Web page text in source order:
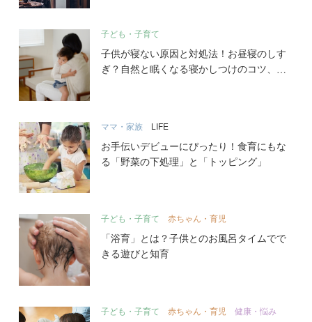
子ども・子育て
子供が寝ない原因と対処法！お昼寝のしす
ぎ？自然と眠くなる寝かしつけのコツ、イ
ママ・家族 LIFE
お手伝いデビューにぴったり！食育にもな
る「野菜の下処理」と「トッピング」
子ども・子育て 赤ちゃん・育児
「浴育」とは？子供とのお風呂タイムでで
きる遊びと知育
子ども・子育て 赤ちゃん・育児 健康・悩み